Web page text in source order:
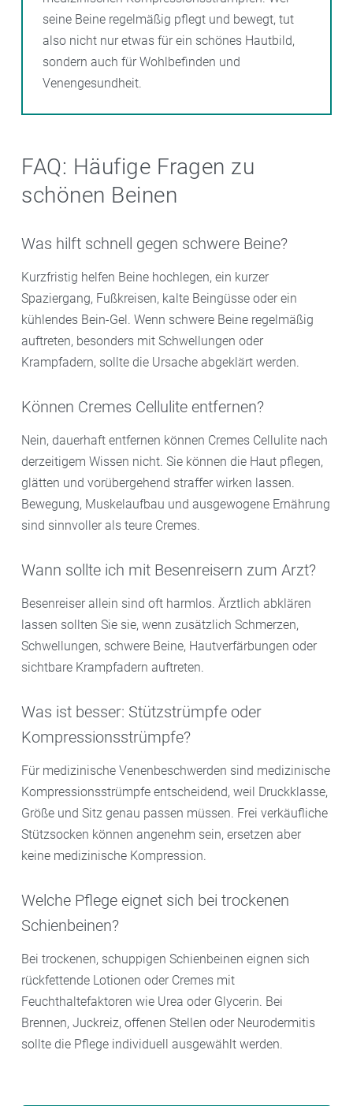
seine Beine regelmäßig pflegt und bewegt, tut
also nicht nur etwas für ein schönes Hautbild,
sondern auch für Wohlbefinden und
Venengesundheit.
FAQ: Häufige Fragen zu
schönen Beinen
Was hilft schnell gegen schwere Beine?
Kurzfristig helfen Beine hochlegen, ein kurzer
Spaziergang, Fußkreisen, kalte Beingüsse oder ein
kühlendes Bein-Gel. Wenn schwere Beine regelmäßig
auftreten, besonders mit Schwellungen oder
Krampfadern, sollte die Ursache abgeklärt werden.
Können Cremes Cellulite entfernen?
Nein, dauerhaft entfernen können Cremes Cellulite nach
derzeitigem Wissen nicht. Sie können die Haut pflegen,
glätten und vorübergehend straffer wirken lassen.
Bewegung, Muskelaufbau und ausgewogene Ernährung
sind sinnvoller als teure Cremes.
Wann sollte ich mit Besenreisern zum Arzt?
Besenreiser allein sind oft harmlos. Ärztlich abklären
lassen sollten Sie sie, wenn zusätzlich Schmerzen,
Schwellungen, schwere Beine, Hautverfärbungen oder
sichtbare Krampfadern auftreten.
Was ist besser: Stützstrümpfe oder
Kompressionsstrümpfe?
Für medizinische Venenbeschwerden sind medizinische
Kompressionsstrümpfe entscheidend, weil Druckklasse,
Größe und Sitz genau passen müssen. Frei verkäufliche
Stützsocken können angenehm sein, ersetzen aber
keine medizinische Kompression.
Welche Pflege eignet sich bei trockenen
Schienbeinen?
Bei trockenen, schuppigen Schienbeinen eignen sich
rückfettende Lotionen oder Cremes mit
Feuchthaltefaktoren wie Urea oder Glycerin. Bei
Brennen, Juckreiz, offenen Stellen oder Neurodermitis
sollte die Pflege individuell ausgewählt werden.